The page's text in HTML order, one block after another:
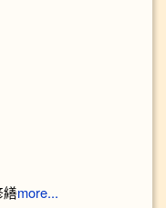
more...